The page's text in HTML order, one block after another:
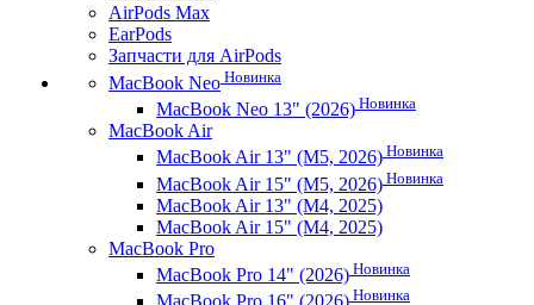
AirPods Max
EarPods
Запчасти для AirPods
MacBook Neo Новинка
MacBook Neo 13" (2026) Новинка
MacBook Air
MacBook Air 13" (M5, 2026) Новинка
MacBook Air 15" (M5, 2026) Новинка
MacBook Air 13" (M4, 2025)
MacBook Air 15" (M4, 2025)
MacBook Pro
MacBook Pro 14" (2026) Новинка
Новинка